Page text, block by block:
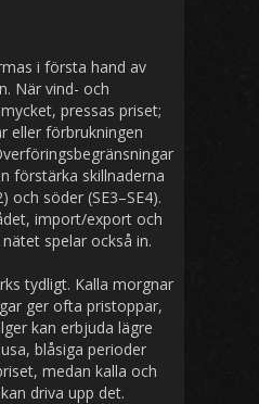
i första hand av
När vind- och
pressas priset;
eller förbrukningen
förstärka skillnaderna
och söder (SE3–SE4).
import/export och
spelar också in.
tydligt. Kalla morgnar
ger ofta pristoppar,
kan erbjuda lägre
blåsiga perioder
medan kalla och
driva upp det.